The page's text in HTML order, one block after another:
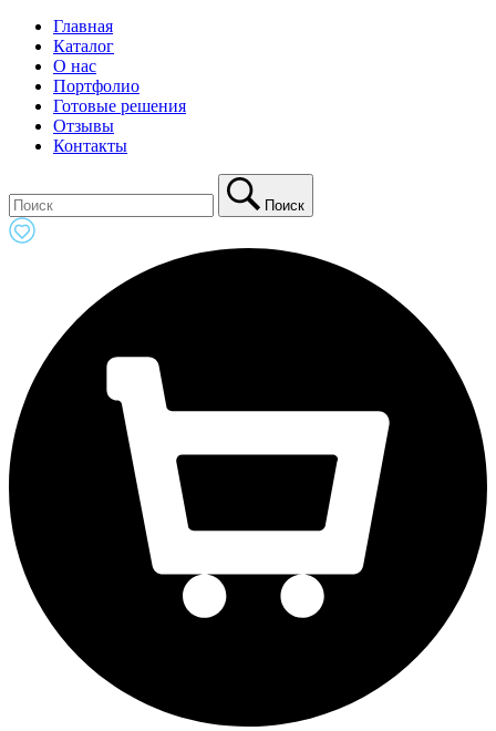
Главная
Каталог
О нас
Портфолио
Готовые решения
Отзывы
Контакты
Поиск